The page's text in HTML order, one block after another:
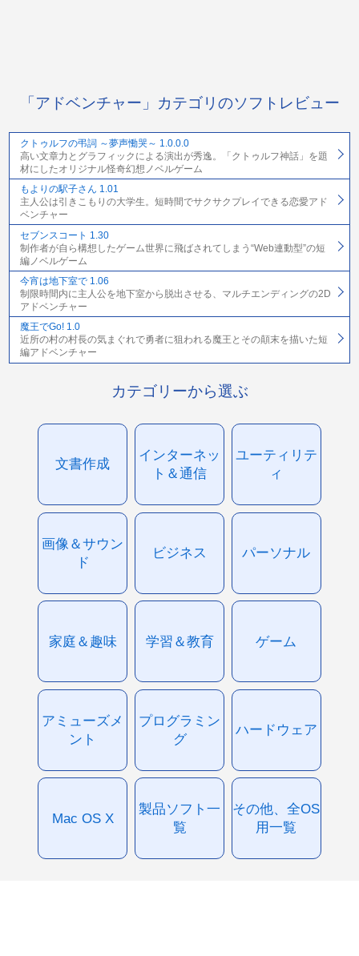
「アドベンチャー」カテゴリのソフトレビュー
クトゥルフの弔詞 ～夢声慟哭～ 1.0.0.0
高い文章力とグラフィックによる演出が秀逸。「クトゥルフ神話」を題
材にしたオリジナル怪奇幻想ノベルゲーム
もよりの駅子さん 1.01
主人公は引きこもりの大学生。短時間でサクサクプレイできる恋愛アド
ベンチャー
セブンスコート 1.30
制作者が自ら構想したゲーム世界に飛ばされてしまう“Web連動型”の短
編ノベルゲーム
今宵は地下室で 1.06
制限時間内に主人公を地下室から脱出させる、マルチエンディングの2D
アドベンチャー
魔王でGo! 1.0
近所の村の村長の気まぐれで勇者に狙われる魔王とその顛末を描いた短
編アドベンチャー
カテゴリーから選ぶ
文書作成
インターネッ
ト＆通信
ユーティリテ
ィ
画像＆サウン
ド
ビジネス パーソナル
家庭＆趣味 学習＆教育 ゲーム
アミューズメ
ント
プログラミン
グ
ハードウェア
Mac OS X
製品ソフト一
覧
その他、全OS
用一覧